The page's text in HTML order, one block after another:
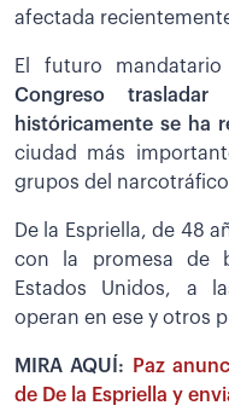
afectada
El futuro
Congreso
históricamente se ha
ciudad más
grupos del
De la Espriella, de 48
con la promesa de
Estados Unidos, a
operan en ese y otros
MIRA AQUÍ:
Paz
de De la Espriella y